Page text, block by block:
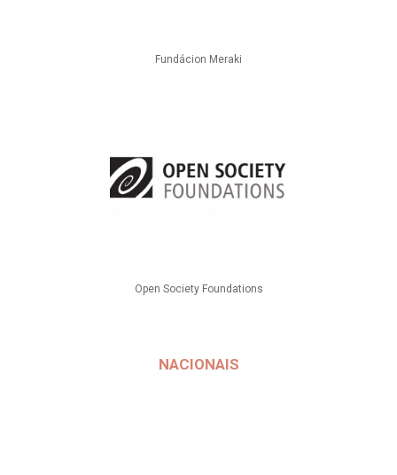
Fundácion Meraki
Open Society Foundations
NACIONAIS